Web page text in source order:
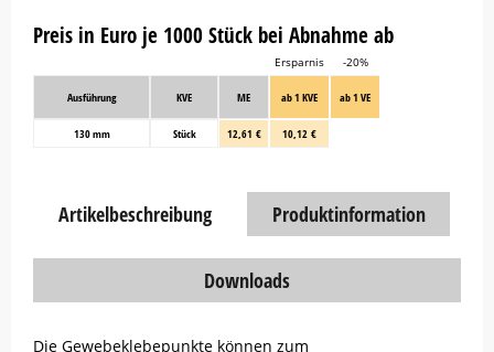
Preis in Euro je 1000 Stück bei Abnahme ab
Ersparnis -20%
Ausführung KVE ME ab 1 KVE ab 1 VE
130 mm Stück 12,61 € 10,12 €
Artikelbeschreibung Produktinformation
Downloads
Die Gewebeklebepunkte können zum